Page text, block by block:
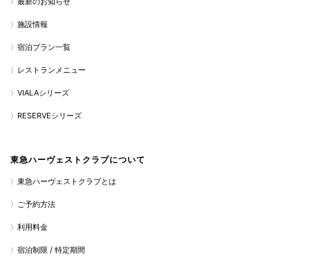
施設情報
宿泊プラン一覧
レストランメニュー
VIALAシリーズ
RESERVEシリーズ
東急ハーヴェストクラブについて
東急ハーヴェストクラブとは
ご予約方法
利用料金
宿泊制限 / 特定期間